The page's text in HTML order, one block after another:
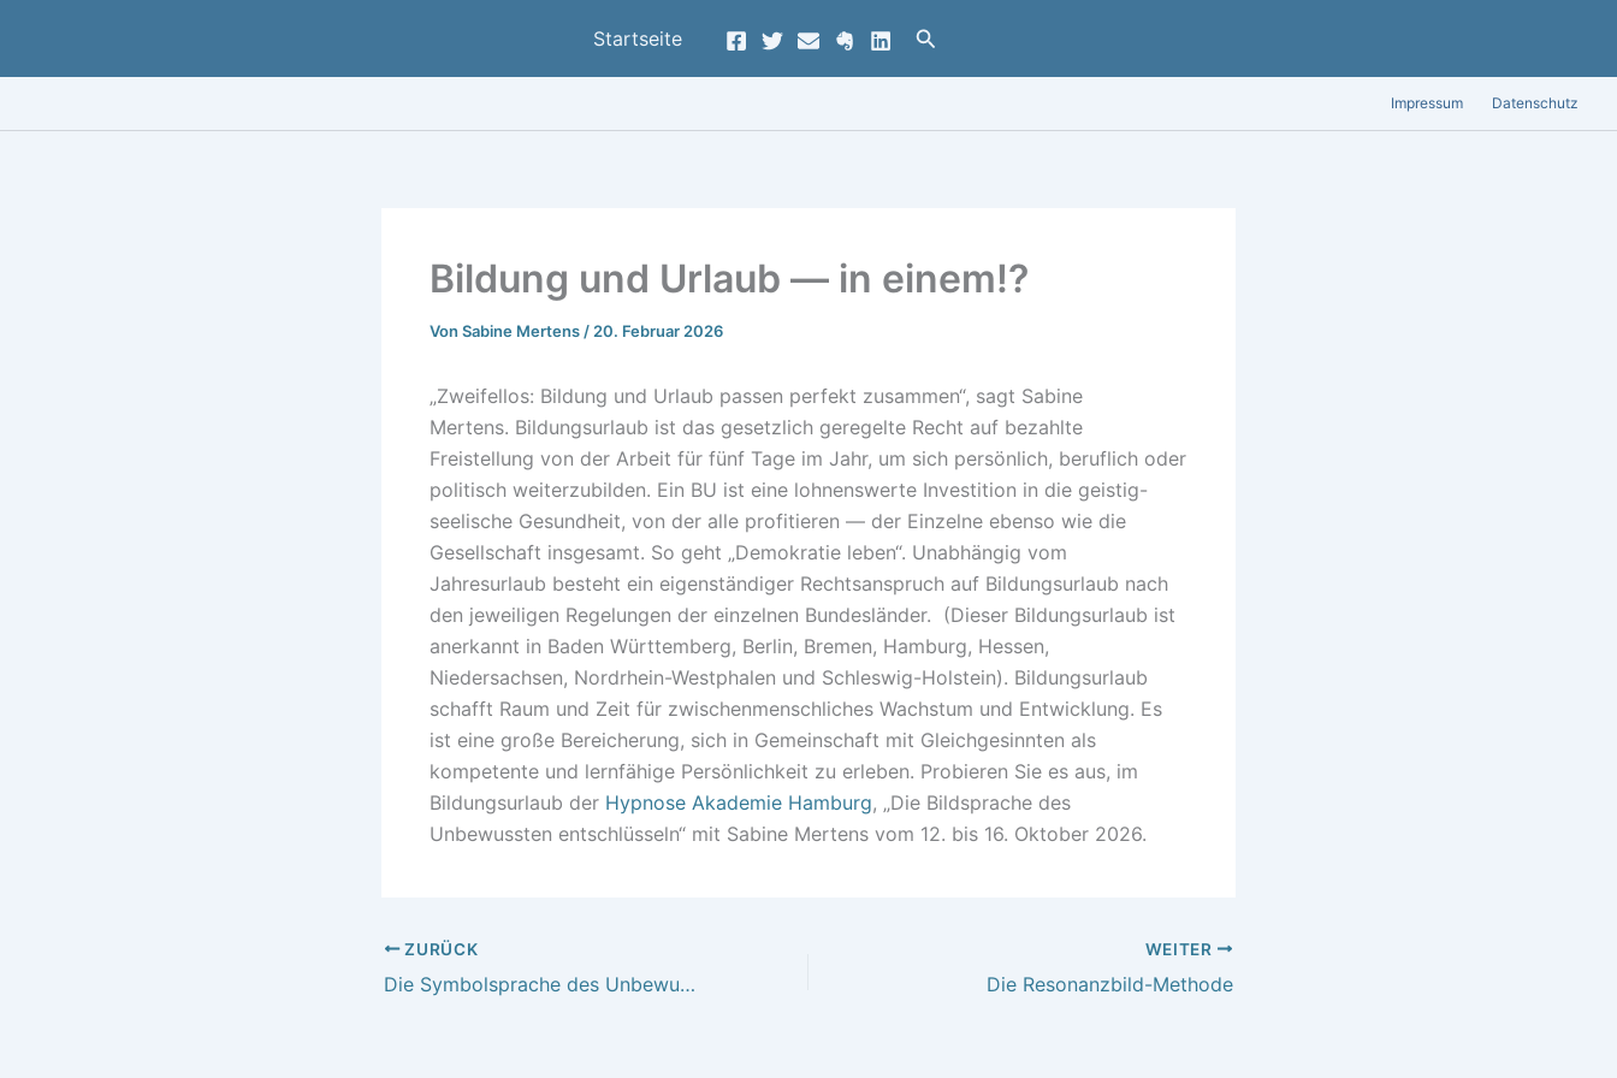
springen
Startseite Suchen
Impressum Datenschutz
Bildung und Urlaub — in einem!?
Von Sabine Mertens / 20. Februar 2026
„Zweifellos: Bildung und Urlaub passen perfekt zusammen“, sagt Sabine
Mertens. Bildungsurlaub ist das gesetzlich geregelte Recht auf bezahlte
Freistellung von der Arbeit für fünf Tage im Jahr, um sich persönlich, beruflich oder
politisch weiterzubilden. Ein BU ist eine lohnenswerte Investition in die geistig-
seelische Gesundheit, von der alle profitieren — der Einzelne ebenso wie die
Gesellschaft insgesamt. So geht „Demokratie leben“. Unabhängig vom
Jahresurlaub besteht ein eigenständiger Rechtsanspruch auf Bildungsurlaub nach
den jeweiligen Regelungen der einzelnen Bundesländer. (Dieser Bildungsurlaub ist
anerkannt in Baden Württemberg, Berlin, Bremen, Hamburg, Hessen,
Niedersachsen, Nordrhein-Westphalen und Schleswig-Holstein). Bildungsurlaub
schafft Raum und Zeit für zwischenmenschliches Wachstum und Entwicklung. Es
ist eine große Bereicherung, sich in Gemeinschaft mit Gleichgesinnten als
kompetente und lernfähige Persönlichkeit zu erleben. Probieren Sie es aus, im
Bildungsurlaub der Hypnose Akademie Hamburg, „Die Bildsprache des
Unbewussten entschlüsseln“ mit Sabine Mertens vom 12. bis 16. Oktober 2026.
ZURÜCK
Die Symbolsprache des Unbewussten
WEITER
Die Resonanzbild-Methode